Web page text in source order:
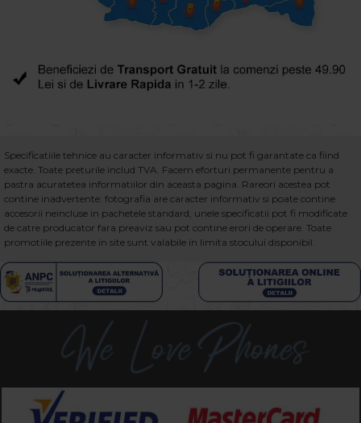
Specificatiile tehnice au caracter informativ si nu pot fi garantate ca fiind
exacte. Toate preturile includ TVA. Facem eforturi permanente pentru a
pastra acuratetea informatiilor din aceasta pagina. Rareori acestea pot
contine inadvertente: fotografia are caracter informativ si poate contine
accesorii neincluse in pachetele standard, unele specificatii pot fi modificate
de catre producator fara preaviz sau pot contine erori de operare. Toate
promotiile prezente in site sunt valabile in limita stocului disponibil.